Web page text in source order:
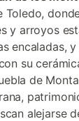
y arroyos
encaladas,
su
de
alejarse